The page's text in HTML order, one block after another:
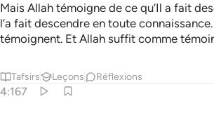
Mais Allah témoigne de ce qu’Il a fait
l’a fait descendre en toute
témoignent. Et Allah suffit comme
Tafsirs Leçons Réflexions
4:167